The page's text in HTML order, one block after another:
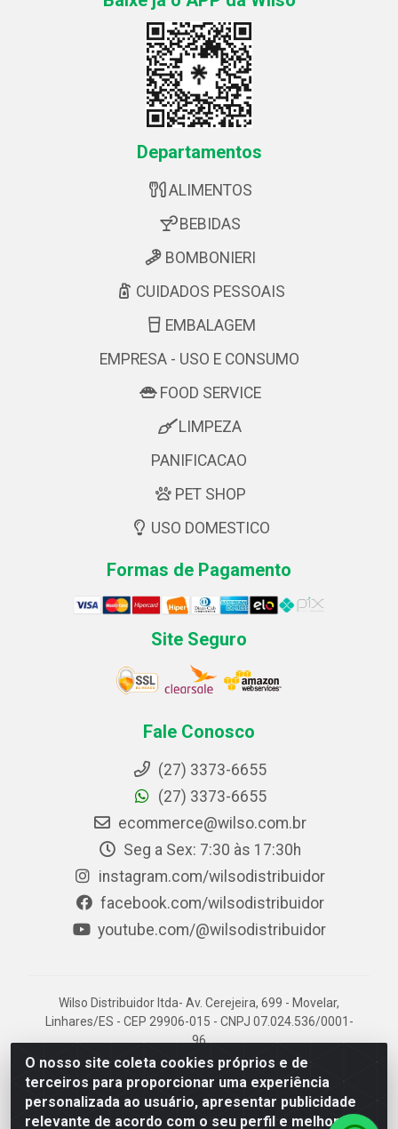
O nosso site coleta cookies próprios e de
terceiros para proporcionar uma experiência
personalizada ao usuário, apresentar publicidade
relevante de acordo com o seu perfil e melhorar a
Departamentos
ALIMENTOS
BEBIDAS
BOMBONIERI
CUIDADOS PESSOAIS
EMBALAGEM
EMPRESA - USO E CONSUMO
FOOD SERVICE
LIMPEZA
PANIFICACAO
PET SHOP
USO DOMESTICO
Formas de Pagamento
Site Seguro
Fale Conosco
(27) 3373-6655
(27) 3373-6655
ecommerce@wilso.com.br
Seg a Sex: 7:30 às 17:30h
instagram.com/wilsodistribuidor
facebook.com/wilsodistribuidor
youtube.com/@wilsodistribuidor
Wilso Distribuidor ltda- Av. Cerejeira, 699 - Movelar,
Linhares/ES - CEP 29906-015 - CNPJ 07.024.536/0001-
96